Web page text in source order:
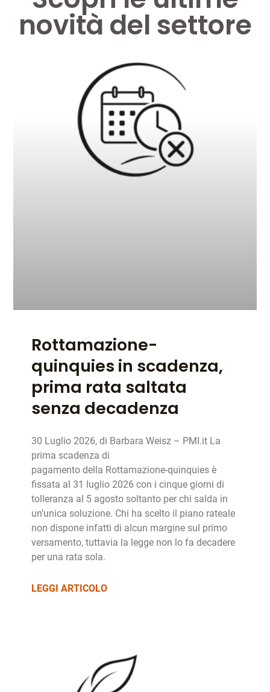
novità del settore
Rottamazione-
quinquies in scadenza,
prima rata saltata
senza decadenza
30 Luglio 2026, di Barbara Weisz – PMI.it La
prima scadenza di
pagamento della Rottamazione-quinquies è
fissata al 31 luglio 2026 con i cinque giorni di
tolleranza al 5 agosto soltanto per chi salda in
un’unica soluzione. Chi ha scelto il piano rateale
non dispone infatti di alcun margine sul primo
versamento, tuttavia la legge non lo fa decadere
per una rata sola.
LEGGI ARTICOLO